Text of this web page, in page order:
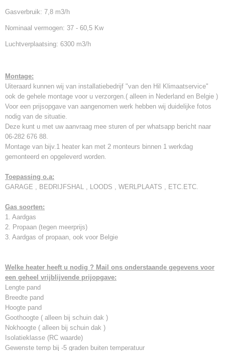
Gasverbruik: 7,8 m3/h
Nominaal vermogen: 37 - 60,5 Kw
Luchtverplaatsing: 6300 m3/h
Montage:
Uiteraard kunnen wij van installatiebedrijf "van den Hil Klimaatservice"
ook de gehele montage voor u verzorgen.( alleen in Nederland en Belgie )
Voor een prijsopgave van aangenomen werk hebben wij duidelijke fotos
nodig van de situatie.
Deze kunt u met uw aanvraag mee sturen of per whatsapp bericht naar
06-282 676 88.
Montage van bijv.1 heater kan met 2 monteurs binnen 1 werkdag
gemonteerd en opgeleverd worden.
Toepassing o.a:
GARAGE , BEDRIJFSHAL , LOODS , WERLPLAATS , ETC.ETC.
Gas soorten:
1. Aardgas
2. Propaan (tegen meerprijs)
3. Aardgas of propaan, ook voor Belgie
Welke heater heeft u nodig ? Mail ons onderstaande gegevens voor
een geheel vrijblijvende prijopgave:
Lengte pand
Breedte pand
Hoogte pand
Goothoogte ( alleen bij schuin dak )
Nokhoogte ( alleen bij schuin dak )
Isolatieklasse (RC waarde)
Gewenste temp bij -5 graden buiten temperatuur